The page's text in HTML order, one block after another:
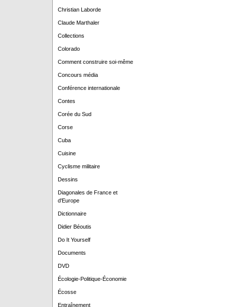
Christian Laborde
Claude Marthaler
Collections
Colorado
Comment construire soi-même
Concours média
Conférence internationale
Contes
Corée du Sud
Corse
Cuba
Cuisine
Cyclisme militaire
Dessins
Diagonales de France et
d'Europe
Dictionnaire
Didier Béoutis
Do It Yourself
Documents
DVD
Écologie-Politique-Économie
Écosse
Entraînement